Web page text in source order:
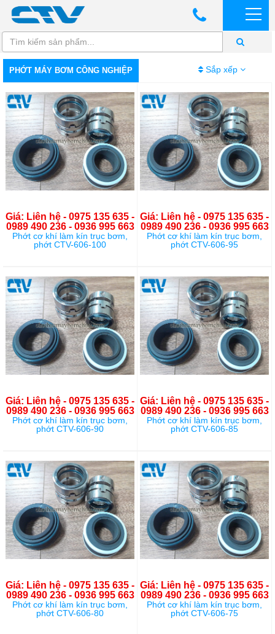
PHỚT MÁY BƠM CÔNG NGHIỆP Sắp xếp
Giá: Liên hệ - 0975 135 635 -
0989 490 236 - 0936 995 663
Phớt cơ khí làm kín trục bơm,
phớt CTV-606-100
Giá: Liên hệ - 0975 135 635 -
0989 490 236 - 0936 995 663
Phớt cơ khí làm kín trục bơm,
phớt CTV-606-95
Giá: Liên hệ - 0975 135 635 -
0989 490 236 - 0936 995 663
Phớt cơ khí làm kín trục bơm,
phớt CTV-606-90
Giá: Liên hệ - 0975 135 635 -
0989 490 236 - 0936 995 663
Phớt cơ khí làm kín trục bơm,
phớt CTV-606-85
Giá: Liên hệ - 0975 135 635 -
0989 490 236 - 0936 995 663
Phớt cơ khí làm kín trục bơm,
phớt CTV-606-80
Giá: Liên hệ - 0975 135 635 -
0989 490 236 - 0936 995 663
Phớt cơ khí làm kín trục bơm,
phớt CTV-606-75